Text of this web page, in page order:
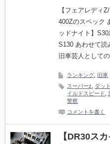
【フェアレディ
400Zのスペック
ッドナイト】
S130 あわせて読
旧車芸人として
ランキング
旧車
スーパーz
ダッ
イルドスピード
警察
コメントを書く
【DR30ス